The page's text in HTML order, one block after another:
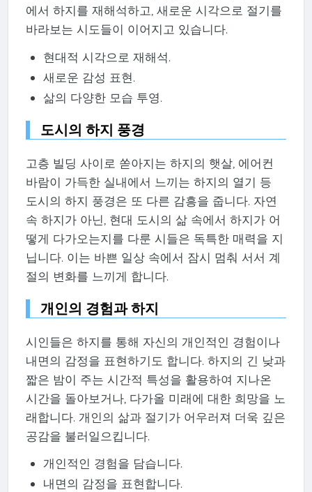
에서 하지를 재해석하고, 새로운 시각으로 절기를
바라보는 시도들이 이어지고 있습니다.
현대적 시각으로 재해석.
새로운 감성 표현.
삶의 다양한 모습 투영.
도시의 하지 풍경
고층 빌딩 사이로 쏟아지는 하지의 햇살, 에어컨
바람이 가득한 실내에서 느끼는 하지의 열기 등
도시의 하지 풍경은 또 다른 감흥을 줍니다. 자연
속 하지가 아닌, 현대 도시의 삶 속에서 하지가 어
떻게 다가오는지를 다룬 시들은 독특한 매력을 지
닙니다. 이는 바쁜 일상 속에서 잠시 멈춰 서서 계
절의 변화를 느끼게 합니다.
개인의 경험과 하지
시인들은 하지를 통해 자신의 개인적인 경험이나
내면의 감정을 표현하기도 합니다. 하지의 긴 낮과
짧은 밤이 주는 시간적 특성을 활용하여 지나온
시간을 돌아보거나, 다가올 미래에 대한 희망을 노
래합니다. 개인의 삶과 절기가 어우러져 더욱 깊은
공감을 불러일으킵니다.
개인적인 경험을 담습니다.
내면의 감정을 표현합니다.